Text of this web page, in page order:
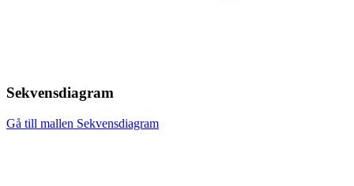
Sekvensdiagram
Gå till mallen Sekvensdiagram